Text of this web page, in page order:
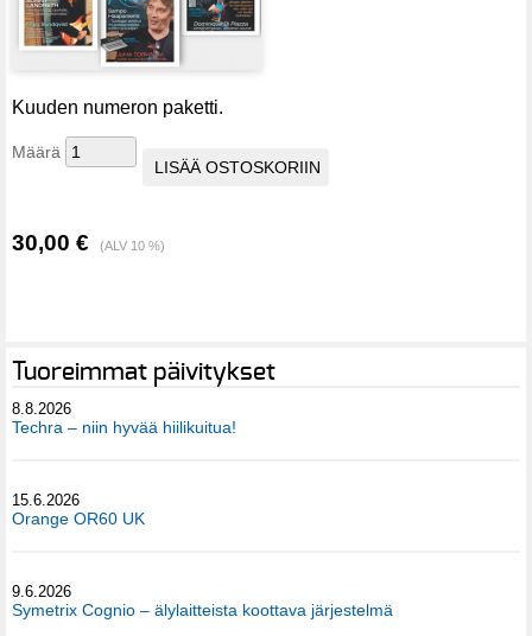
Kuuden numeron paketti.
Määrä
30,00 € (ALV 10 %)
Tuoreimmat päivitykset
8.8.2026
Techra – niin hyvää hiilikuitua!
15.6.2026
Orange OR60 UK
9.6.2026
Symetrix Cognio – älylaitteista koottava järjestelmä